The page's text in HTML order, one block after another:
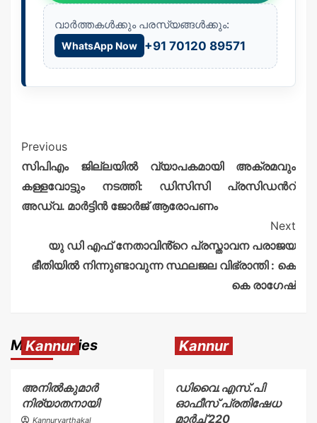
വാർത്തകൾക്കും പരസ്യങ്ങൾക്കും:
WhatsApp Now +91 70120 89571
Previous
സിപിഎം ജില്ലയിൽ വ്യാപകമായി അക്രമവും
കള്ളവോട്ടും നടത്തി: ഡിസിസി പ്രസിഡൻറ്
അഡ്വ. മാർട്ടിൻ ജോർജ് ആരോപണം
Next
യു ഡി എഫ് നേതാവിൻ്റെ പ്രസ്താവന പരാജയ
ഭീതിയിൽ നിന്നുണ്ടാവുന്ന സ്ഥലജല വിഭ്രാന്തി : കെ
കെ രാഗേഷ്
More Stories
Kannur
അനിൽകുമാർ
നിര്യാതനായി
Kannurvarthakal
Kannur
ഡിവൈ.എസ്.പി
ഓഫീസ് പ്രതിഷേധ
മാർച്ച് 220